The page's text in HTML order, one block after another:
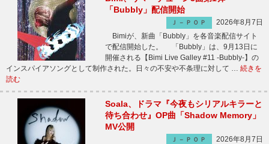
「Bubbly」配信開始
Ｊ－ＰＯＰ
2026年8月7日
Bimiが、新曲「Bubbly」を各音楽配信サイト
で配信開始した。 「Bubbly」は、9月13日に
開催される【Bimi Live Galley #11 -Bubbly-】の
インスパイアソングとして制作された。日々の不安や不条理に対して … 続きを
読む
Soala、ドラマ『今夜もシリアルキラーと
待ち合わせ』OP曲「Shadow Memory」
MV公開
Ｊ－ＰＯＰ
2026年8月7日